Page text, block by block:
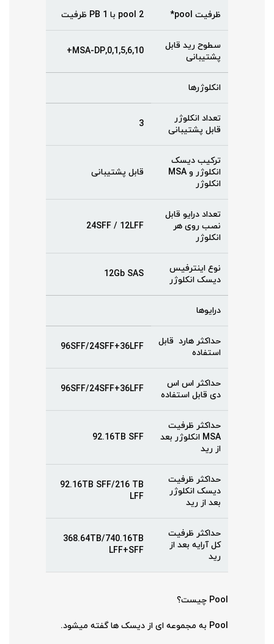
ظرفیت pool* 2 pool با 1 PB ظرفیت
سطوح رید قابل
پشتیبانی
0,1,5,6,10,MSA-DP+
انکلوژرها
تعداد انکلوژر
قابل پشتیبانی
3
ترکیب دیسک
انکلوژر و MSA
انکلوژر
قابل پشتیبانی
تعداد درایو قابل
نصب روی هر
انکلوژر
24SFF / 12LFF
نوع اینترفیس
دیسک انکلوژر
12Gb SAS
درایوها
حداکثر هارد قابل
استفاده
96SFF/24SFF+36LFF
حداکثر اس اس
دی قابل استفاده
96SFF/24SFF+36LFF
حداکثر ظرفیت
MSA انکلوژر بعد
از رید
92.16TB SFF
حداکثر ظرفیت
دیسک انکلوژر
بعد از رید
92.16TB SFF/216 TB
LFF
حداکثر ظرفیت
کل آرایه بعد از
رید
368.64TB/740.16TB
LFF+SFF
Pool چیست؟
Pool به مجموعه ای از دیسک ها گفته میشود.